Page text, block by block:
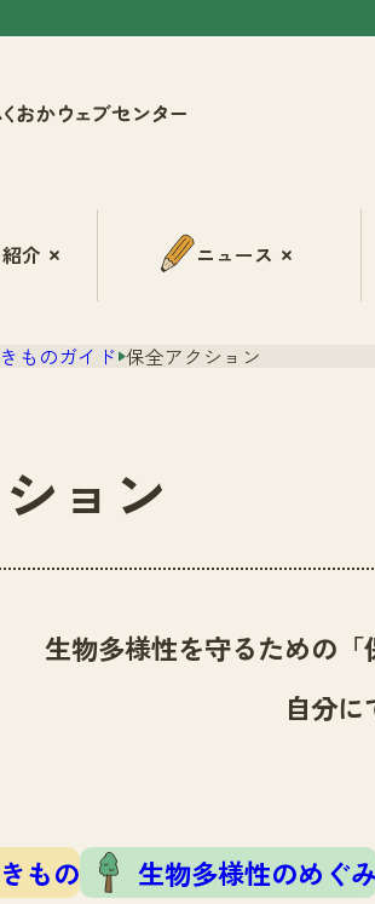
介 ニュース
ものガイド 保全アクション
ョン
生物多様性を守るための「
自分
もの 生物多様性のめぐみ